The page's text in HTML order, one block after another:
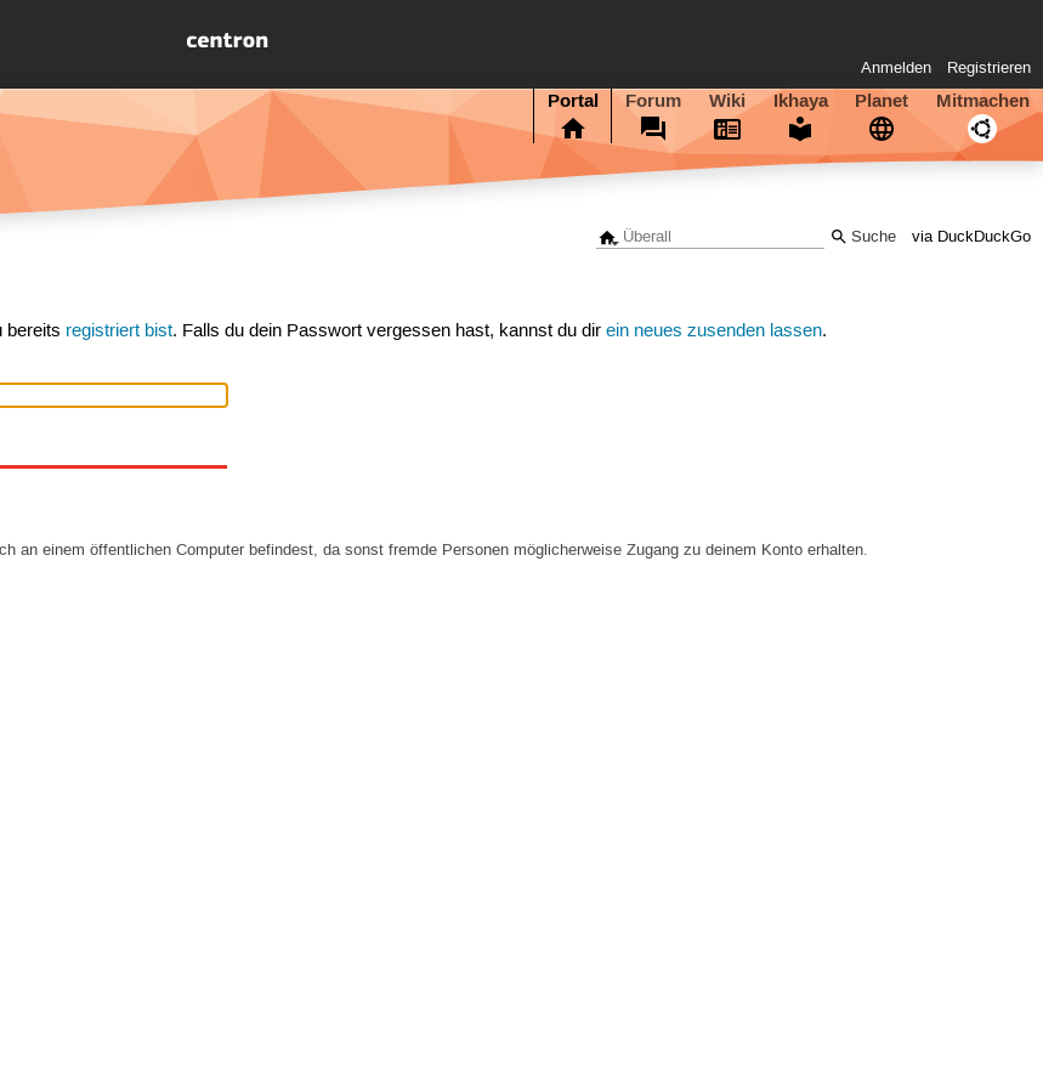
Anmelden Registrieren
Portal Forum Wiki Ikhaya Planet Mitmachen
via DuckDuckGo
bereits registriert bist. Falls du dein Passwort vergessen hast, kannst du direin neues zusenden lassen.
an einem öffentlichen Computer befindest, da sonst fremde Personen möglicherweise Zugang zu deinem Konto erhalten.